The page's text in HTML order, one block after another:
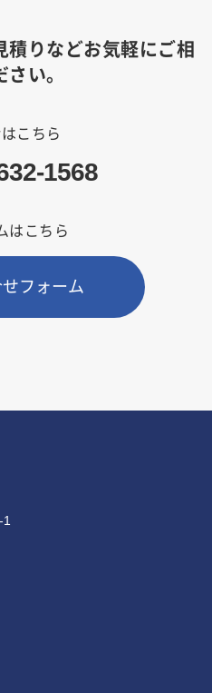
積りなどお気軽にご相
い。
こちら
1568
はこちら
フォーム